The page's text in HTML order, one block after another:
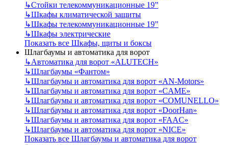
↳Стойки телекоммуникационные 19”
↳Шкафы климатической защиты
↳Шкафы телекоммуникационные 19”
↳Шкафы электрические
Показать все Шкафы, щиты и боксы
Шлагбаумы и автоматика для ворот
↳Автоматика для ворот «ALUTECH»
↳Шлагбаумы «Фантом»
↳Шлагбаумы и автоматика для ворот «AN-Motors»
↳Шлагбаумы и автоматика для ворот «CAME»
↳Шлагбаумы и автоматика для ворот «COMUNELLO»
↳Шлагбаумы и автоматика для ворот «DoorHan»
↳Шлагбаумы и автоматика для ворот «FAAC»
↳Шлагбаумы и автоматика для ворот «NICE»
Показать все Шлагбаумы и автоматика для ворот